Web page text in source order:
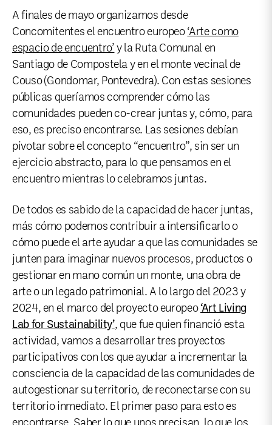
A finales de mayo organizamos desde
Concomitentes el encuentro europeo ‘Arte como
espacio de encuentro’ y la Ruta Comunal en
Santiago de Compostela y en el monte vecinal de
Couso (Gondomar, Pontevedra). Con estas sesiones
públicas queríamos comprender cómo las
comunidades pueden co-crear juntas y, cómo, para
eso, es preciso encontrarse. Las sesiones debían
pivotar sobre el concepto “encuentro”, sin ser un
ejercicio abstracto, para lo que pensamos en el
encuentro mientras lo celebramos juntas.
De todos es sabido de la capacidad de hacer juntas,
más cómo podemos contribuir a intensificarlo o
cómo puede el arte ayudar a que las comunidades se
junten para imaginar nuevos procesos, productos o
gestionar en mano común un monte, una obra de
arte o un legado patrimonial. A lo largo del 2023 y
2024, en el marco del proyecto europeo ‘Art Living
Lab for Sustainability’, que fue quien financió esta
actividad, vamos a desarrollar tres proyectos
participativos con los que ayudar a incrementar la
consciencia de la capacidad de las comunidades de
autogestionar su territorio, de reconectarse con su
territorio inmediato. El primer paso para esto es
encontrarse. Saber lo que unos precisan, lo que los